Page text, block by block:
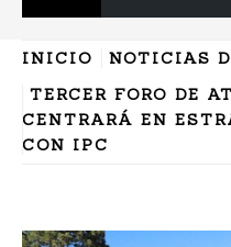
INICIO
NOTICIAS
TERCER FORO DE
CENTRARÁ EN
CON IPC